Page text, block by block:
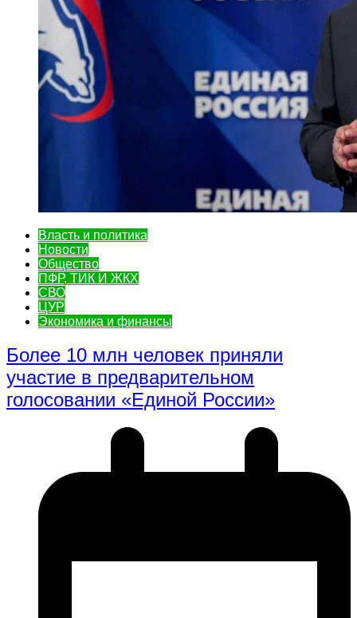
Власть и политика
Новости
Общество
ПФР, ТИК И ЖКХ
СВО
ЦУР
Экономика и финансы
Более 10 млн человек приняли
участие в предварительном
голосовании «Единой России»